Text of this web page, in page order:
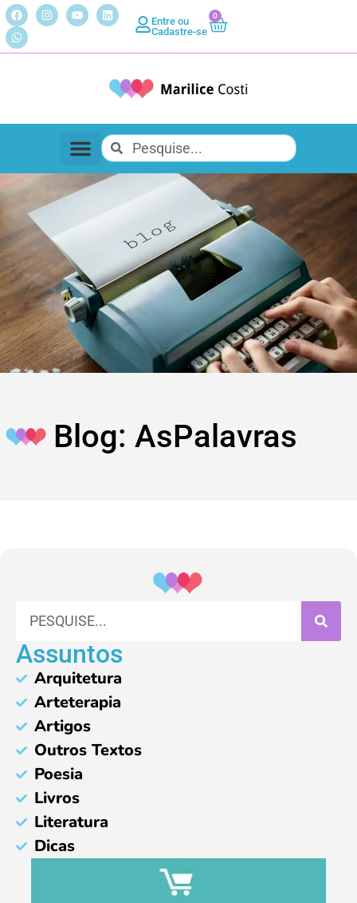
Entre ou
Cadastre-se
0
Blog: AsPalavras
Assuntos
Arquitetura
Arteterapia
Artigos
Outros Textos
Poesia
Livros
Literatura
Dicas